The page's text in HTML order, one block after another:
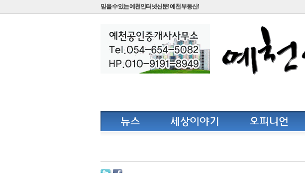
믿을 수 있는 예천인터넷신문! 예천 부동산!